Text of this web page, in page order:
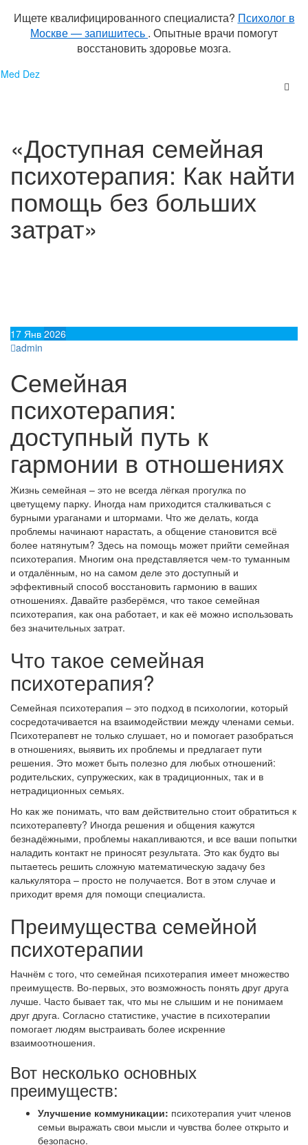
Ищете квалифицированного специалиста? Психолог в
Москве — запишитесь . Опытные врачи помогут
восстановить здоровье мозга.
Перейти
Med Dez
«Доступная семейная
психотерапия: Как найти
помощь без больших
затрат»
17 Янв 2026
admin
Семейная
психотерапия:
доступный путь к
гармонии в отношениях
Жизнь семейная – это не всегда лёгкая прогулка по
цветущему парку. Иногда нам приходится сталкиваться с
бурными ураганами и штормами. Что же делать, когда
проблемы начинают нарастать, а общение становится всё
более натянутым? Здесь на помощь может прийти семейная
психотерапия. Многим она представляется чем-то туманным
и отдалённым, но на самом деле это доступный и
эффективный способ восстановить гармонию в ваших
отношениях. Давайте разберёмся, что такое семейная
психотерапия, как она работает, и как её можно использовать
без значительных затрат.
Что такое семейная
психотерапия?
Семейная психотерапия – это подход в психологии, который
сосредотачивается на взаимодействии между членами семьи.
Психотерапевт не только слушает, но и помогает разобраться
в отношениях, выявить их проблемы и предлагает пути
решения. Это может быть полезно для любых отношений:
родительских, супружеских, как в традиционных, так и в
нетрадиционных семьях.
Но как же понимать, что вам действительно стоит обратиться к
психотерапевту? Иногда решения и общения кажутся
безнадёжными, проблемы накапливаются, и все ваши попытки
наладить контакт не приносят результата. Это как будто вы
пытаетесь решить сложную математическую задачу без
калькулятора – просто не получается. Вот в этом случае и
приходит время для помощи специалиста.
Преимущества семейной
психотерапии
Начнём с того, что семейная психотерапия имеет множество
преимуществ. Во-первых, это возможность понять друг друга
лучше. Часто бывает так, что мы не слышим и не понимаем
друг друга. Согласно статистике, участие в психотерапии
помогает людям выстраивать более искренние
взаимоотношения.
Вот несколько основных
преимуществ:
Улучшение коммуникации: психотерапия учит членов
семьи выражать свои мысли и чувства более открыто и
безопасно.